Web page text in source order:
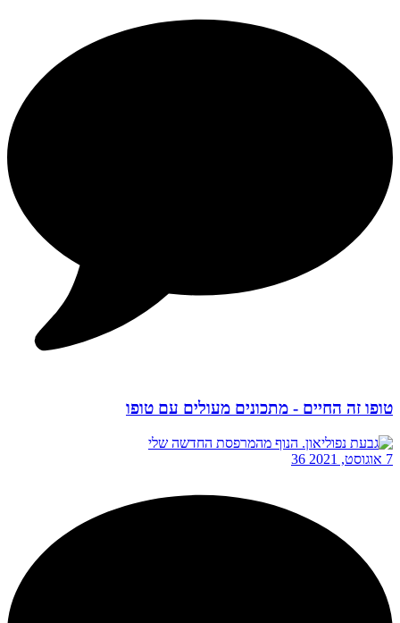
טופו זה החיים - מתכונים מעולים עם טופו
7 אוגוסט, 2021 36